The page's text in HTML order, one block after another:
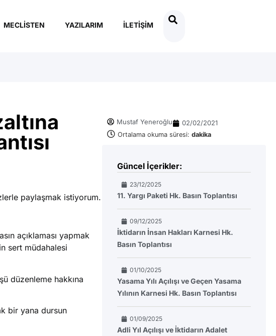
MECLISTEN YAZILARIM İLETIŞIM
paylaşmak istiyorum.
açıklaması yapmak
sert müdahalesi
düzenleme hakkına
bir yana dursun
Mustaf Yeneroğlu 02/02/2021
Ortalama okuma süresi: dakika
Güncel İçerikler:
23/12/2025
11. Yargı Paketi Hk. Basın Toplantısı
09/12/2025
İktidarın İnsan Hakları Karnesi Hk.
Basın Toplantısı
01/10/2025
Yasama Yılı Açılışı ve Geçen Yasama
Yılının Karnesi Hk. Basın Toplantısı
01/09/2025
Adli Yıl Açılışı ve İktidarın Adalet